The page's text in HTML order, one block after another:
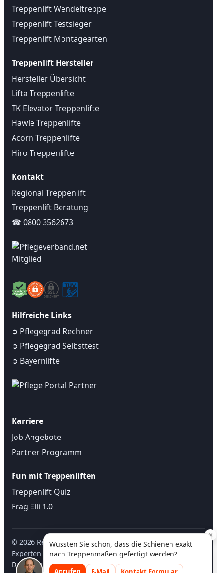
Treppenlift Wendeltreppe
Treppenlift Testsieger
Treppenlift Montagearten
Treppenlift Hersteller
Hersteller Übersicht
Lifta Treppenlifte
TK Elevator Treppenlifte
Hawle Treppenlifte
Acorn Treppenlifte
Hiro Treppenlifte
Kontakt
Regional Treppenlift
Treppenlift Beratung
☎ 0800 3562673
Hilfreiche Links
➲ Pflegegrad Rechner
➲ Pflegegrad Selbsttest
➲ Bayernlifte
Karriere
Job Angebote
Partner Programm
Fun mit Treppenliften
Treppenlift Quiz
Frag Elli 1.0
© 2026 Regional Treppenlift • Treppenlifte ✓ regionale
Experten ✓ kostenlose Beratung vor Ort |Impressum
Datenschutz| Design mit ❤ vonWebmediaWerk
×
Wussten Sie schon, dass die Schienen exakt
nach Treppenmaßen gefertigt werden?
Anrufen